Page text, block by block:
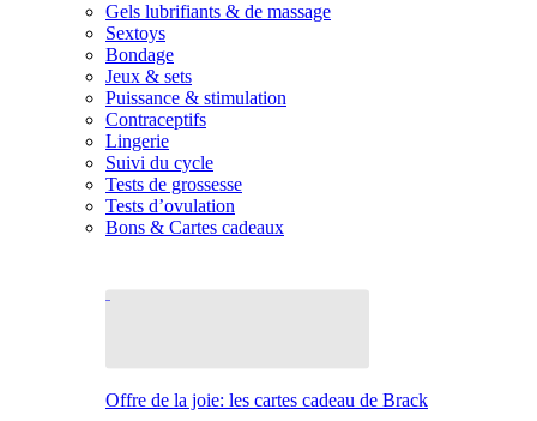
Gels lubrifiants & de massage
Sextoys
Bondage
Jeux & sets
Puissance & stimulation
Contraceptifs
Lingerie
Suivi du cycle
Tests de grossesse
Tests d’ovulation
Bons & Cartes cadeaux
Offre de la joie: les cartes cadeau de Brack